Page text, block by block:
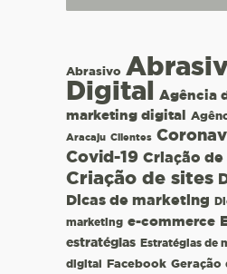
Abrasivo
Digital Agência
marketing digital
Aracaju Clientes
Covid-19 Criação de
Criação de sites
Dicas de marketing
marketing e-commerce
estratégias Estratégias de
digital Facebook Geração